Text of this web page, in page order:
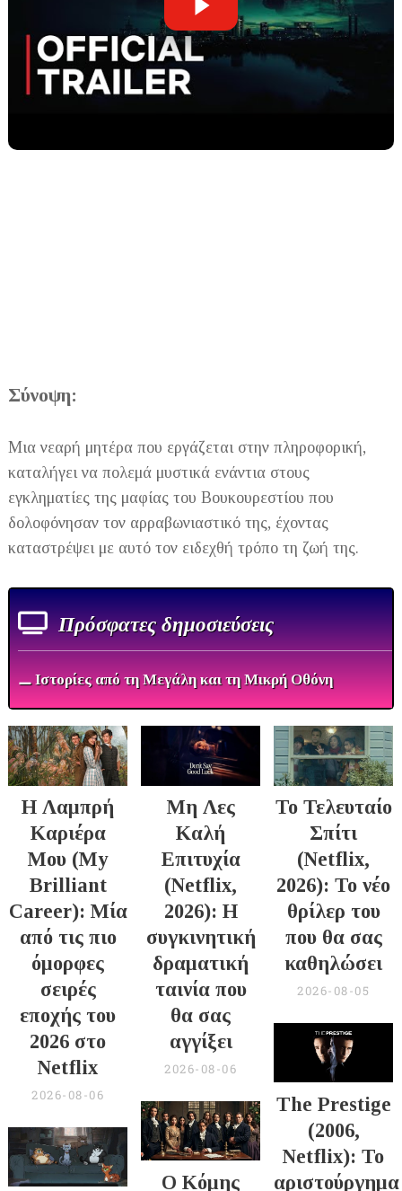
Σύνοψη:
Μια νεαρή μητέρα που εργάζεται στην πληροφορική,
καταλήγει να πολεμά μυστικά ενάντια στους
εγκληματίες της μαφίας του Βουκουρεστίου που
δολοφόνησαν τον αρραβωνιαστικό της, έχοντας
καταστρέψει με αυτό τον ειδεχθή τρόπο τη ζωή της.
Πρόσφατες δημοσιεύσεις
⚊ Ιστορίες από τη Μεγάλη και τη Μικρή Οθόνη
Η Λαμπρή
Καριέρα
Μου (My
Brilliant
Career): Μία
από τις πιο
όμορφες
σειρές
εποχής του
2026 στο
Netflix
2026-08-06
Μη Λες
Καλή
Επιτυχία
(Netflix,
2026): Η
συγκινητική
δραματική
ταινία που
θα σας
αγγίξει
2026-08-06
Το Τελευταίο
Σπίτι
(Netflix,
2026): Το νέο
θρίλερ του
που θα σας
καθηλώσει
2026-08-05
Ο Κόμης
The Prestige
(2006,
Netflix): Το
αριστούργημα